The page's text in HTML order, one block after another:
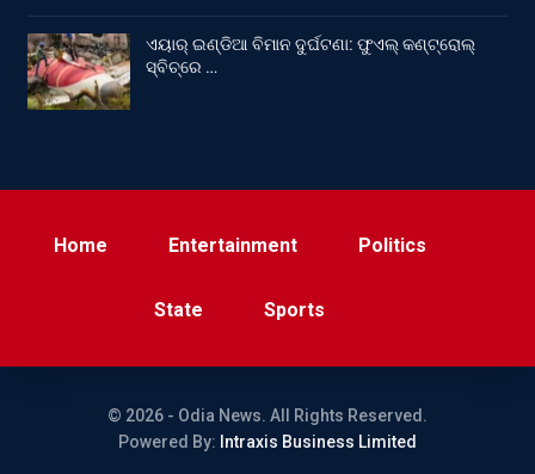
ଏୟାର୍ ଇଣ୍ଡିଆ ବିମାନ ଦୁର୍ଘଟଣା: ଫୁଏଲ୍‌ କଣ୍ଟ୍ରୋଲ୍‌
ସ୍ବିଚ୍‌ରେ …
Home Entertainment Politics
State Sports
© 2026 - Odia News. All Rights Reserved.
Powered By: Intraxis Business Limited